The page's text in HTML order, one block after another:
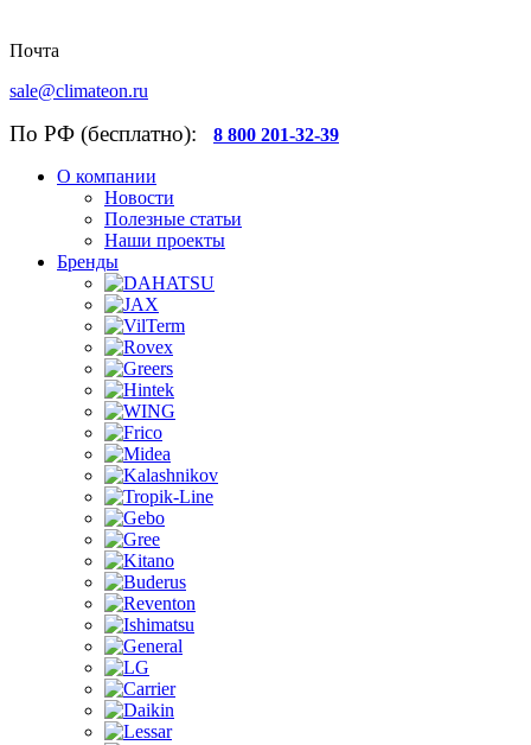
Почта
sale@climateon.ru
По РФ (бесплатно): 8 800 201-32-39
О компании
Новости
Полезные статьи
Наши проекты
Бренды